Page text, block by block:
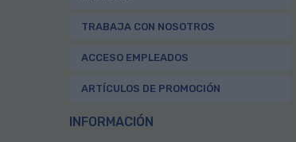
TRABAJA CON NOSOTROS
ACCESO EMPLEADOS
ARTÍCULOS DE PROMOCIÓN
INFORMACIÓN